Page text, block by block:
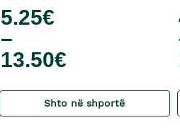
5.25€
–
13.50€
Shto në shportë